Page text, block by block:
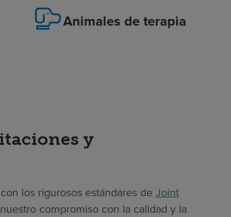
Animales de terapia
y
los rigurosos estándares de Joint
compromiso con la calidad y la